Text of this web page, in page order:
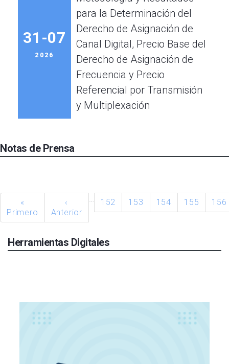
31-07
2026
para la Determinación del
Derecho de Asignación de
Canal Digital, Precio Base del
Derecho de Asignación de
Frecuencia y Precio
Referencial por Transmisión
y Multiplexación
Notas de Prensa
«
Primero
‹
Anterior
… 152 153 154 155 156
Herramientas Digitales